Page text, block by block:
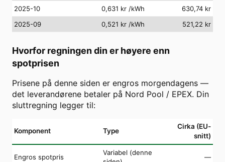
2025-10
0,631 kr /kWh
630,74 kr
2025-09
0,521 kr /kWh 521,22 kr
Hvorfor regningen din er høyere enn
spotprisen
Prisene på denne siden er engros morgendagens —
det leverandørene betaler på Nord Pool / EPEX. Din
sluttregning legger til:
Komponent Type
Cirka (EU-
snitt)
Engros spotpris
Variabel (denne
—